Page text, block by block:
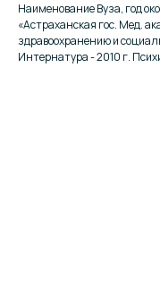
Наименование Вуза, год
«Астраханская гос. Мед.
здравоохранению и
Интернатура - 2010 г.